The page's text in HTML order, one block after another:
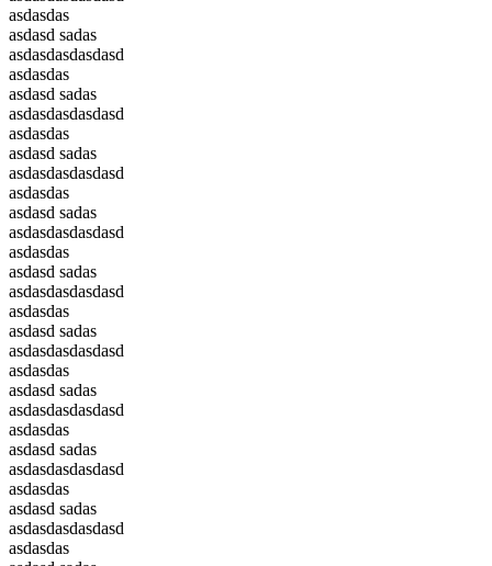
asdasdas
asdasd sadas
asdasdasdasdasd
asdasdas
asdasd sadas
asdasdasdasdasd
asdasdas
asdasd sadas
asdasdasdasdasd
asdasdas
asdasd sadas
asdasdasdasdasd
asdasdas
asdasd sadas
asdasdasdasdasd
asdasdas
asdasd sadas
asdasdasdasdasd
asdasdas
asdasd sadas
asdasdasdasdasd
asdasdas
asdasd sadas
asdasdasdasdasd
asdasdas
asdasd sadas
asdasdasdasdasd
asdasdas